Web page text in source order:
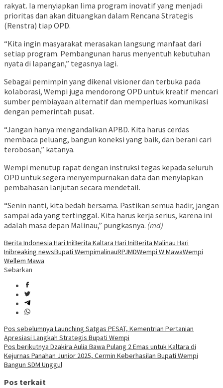
rakyat. Ia menyiapkan lima program inovatif yang menjadi
prioritas dan akan dituangkan dalam Rencana Strategis
(Renstra) tiap OPD.
“Kita ingin masyarakat merasakan langsung manfaat dari
setiap program. Pembangunan harus menyentuh kebutuhan
nyata di lapangan,” tegasnya lagi.
Sebagai pemimpin yang dikenal visioner dan terbuka pada
kolaborasi, Wempi juga mendorong OPD untuk kreatif mencari
sumber pembiayaan alternatif dan memperluas komunikasi
dengan pemerintah pusat.
“Jangan hanya mengandalkan APBD. Kita harus cerdas
membaca peluang, bangun koneksi yang baik, dan berani cari
terobosan,” katanya.
Wempi menutup rapat dengan instruksi tegas kepada seluruh
OPD untuk segera menyempurnakan data dan menyiapkan
pembahasan lanjutan secara mendetail.
“Senin nanti, kita bedah bersama. Pastikan semua hadir, jangan
sampai ada yang tertinggal. Kita harus kerja serius, karena ini
adalah masa depan Malinau,” pungkasnya. (md)
Berita Indonesia Hari IniBerita Kaltara Hari IniBerita Malinau Hari
Inibreaking newsBupati WempimalinauRPJMDWempi W MawaWempi
Wellem Mawa
Sebarkan
Navigasi
pos
Pos sebelumnya Launching Satgas PESAT, Kementrian Pertanian
Apresiasi Langkah Strategis Bupati Wempi
Pos berikutnya Dzakira Aulia Bawa Pulang 2 Emas untuk Kaltara di
Kejurnas Panahan Junior 2025, Cermin Keberhasilan Bupati Wempi
Bangun SDM Unggul
Pos terkait